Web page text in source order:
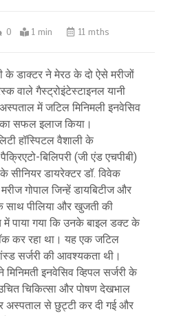
0 1 min 11 mths
के डाक्टर ने मेरठ के दो ऐसे मरीजों
वाले गैस्ट्रोइंटेस्टाइनल यानी
में जटिल मिनिमली इनवेसिव
सफल इलाज किया।
हॉस्पिटल वैशाली के
बिलिपरी (जी एंड एचपीबी)
सीनियर डायरेक्टर डॉ. विवेक
गोपाल जिन्हें डायबिटीज और
साथ पीलिया और खुजती की
पाया गया कि उनके बाइल डक्ट के
कर रहा था। यह एक जटिल
सर्जरी की आवश्यकता थी।
इनवेसिव व्हिपल सर्जरी के
चिकित्सा और पोषण देखभाल
अस्पताल से छुट्टी कर दी गई और